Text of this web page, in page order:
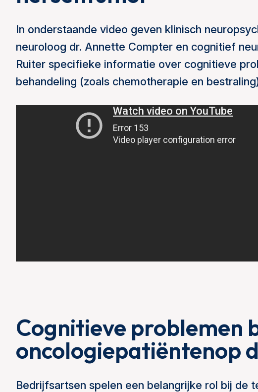
In onderstaande video geven klinisch
neuroloog dr. Annette Compter en cognitief
Ruiter specifieke informatie over cognitieve
behandeling (zoals chemotherapie en
Cognitieve problemen
oncologiepatiëntenop
Bedrijfsartsen spelen een belangrijke rol bij de